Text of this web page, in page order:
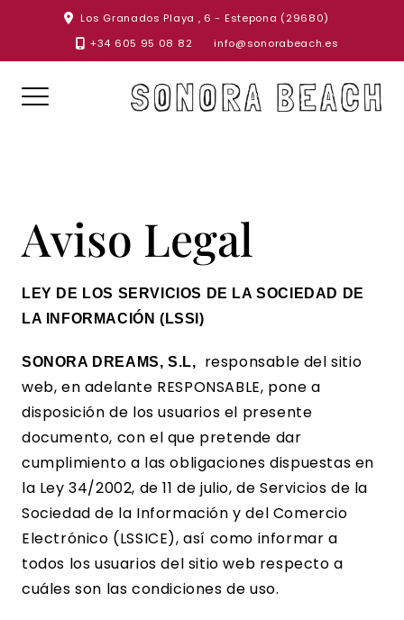
content
Los Granados Playa , 6 - Estepona (29680)
+34 605 95 08 82
info@sonorabeach.es
Aviso Legal
LEY DE LOS SERVICIOS DE LA SOCIEDAD DE
LA INFORMACIÓN (LSSI)
SONORA DREAMS, S.L,
responsable del sitio
web, en adelante RESPONSABLE, pone a
disposición de los usuarios el presente
documento, con el que pretende dar
cumplimiento a las obligaciones dispuestas en
la Ley 34/2002, de 11 de julio, de Servicios de la
Sociedad de la Información y del Comercio
Electrónico (LSSICE), así como informar a
todos los usuarios del sitio web respecto a
cuáles son las condiciones de uso.